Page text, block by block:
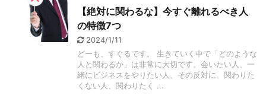
【絶対に関わるな】今すぐ離れるべき人
の特徴7つ
2024/1/11
どーも、すぐるです。 生きていく中で「どのような
人と関わるか」は非常に大切です。会いたい人、一
緒にビジネスをやりたい人、その反対に、関わりた
くない人、関わりたく ...